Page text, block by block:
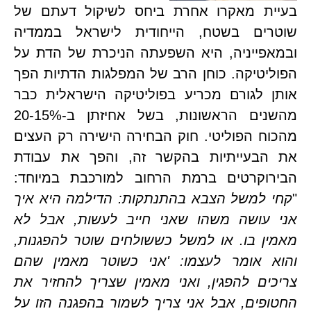
בעיית מאקרו אחרת ביחס לשיקול דעתם של
שוטרים בשטח, הייחודית לישראל בממדיה
ובמאפייניה, היא השפעתה הניכרת של הדת על
הפוליטיקה. כוחן הרב של המפלגות הדתיות הפך
אותן לגורם מכריע בפוליטיקה הישראלית כבר
מהשנים הראשונות, בשל אחיזתן ב-20-15%
מהכוח הפוליטי. חוק הבחירה הישירה רק העצים
את הבעייתיות בהקשר זה, והפך את עבודת
הבירוקרטים ברמת הרחוב למורכבת במיוחד:
קחי למשל הצבא בהתנתקות: הדילמה היא איך
אני עושה משהו שאני חייב לעשות, אבל לא
מאמין בו. או למשל כששולחים שוטר להפגנות,
צריכים להפגין, ואני מאמין שצריך להחזיר את
החטופים, אבל אני צריך לשמור בהפגנה הזו על